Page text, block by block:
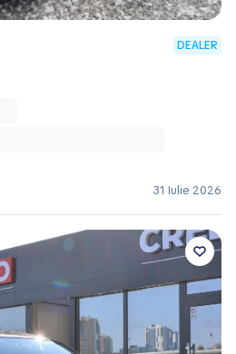
DEALER
31 Iulie 2026